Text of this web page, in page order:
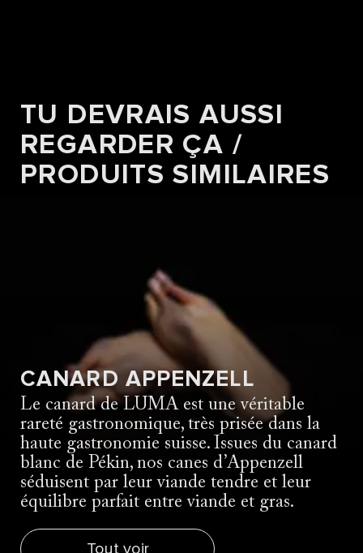
TU DEVRAIS AUSSI
REGARDER ÇA /
PRODUITS SIMILAIRES
CANARD APPENZELL
Le canard de LUMA est une véritable
rareté gastronomique, très prisée dans la
haute gastronomie suisse. Issues du canard
blanc de Pékin, nos canes d’Appenzell
séduisent par leur viande tendre et leur
équilibre parfait entre viande et gras.
Tout voir